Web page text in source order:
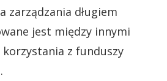
długiem
jest między innymi
z funduszy